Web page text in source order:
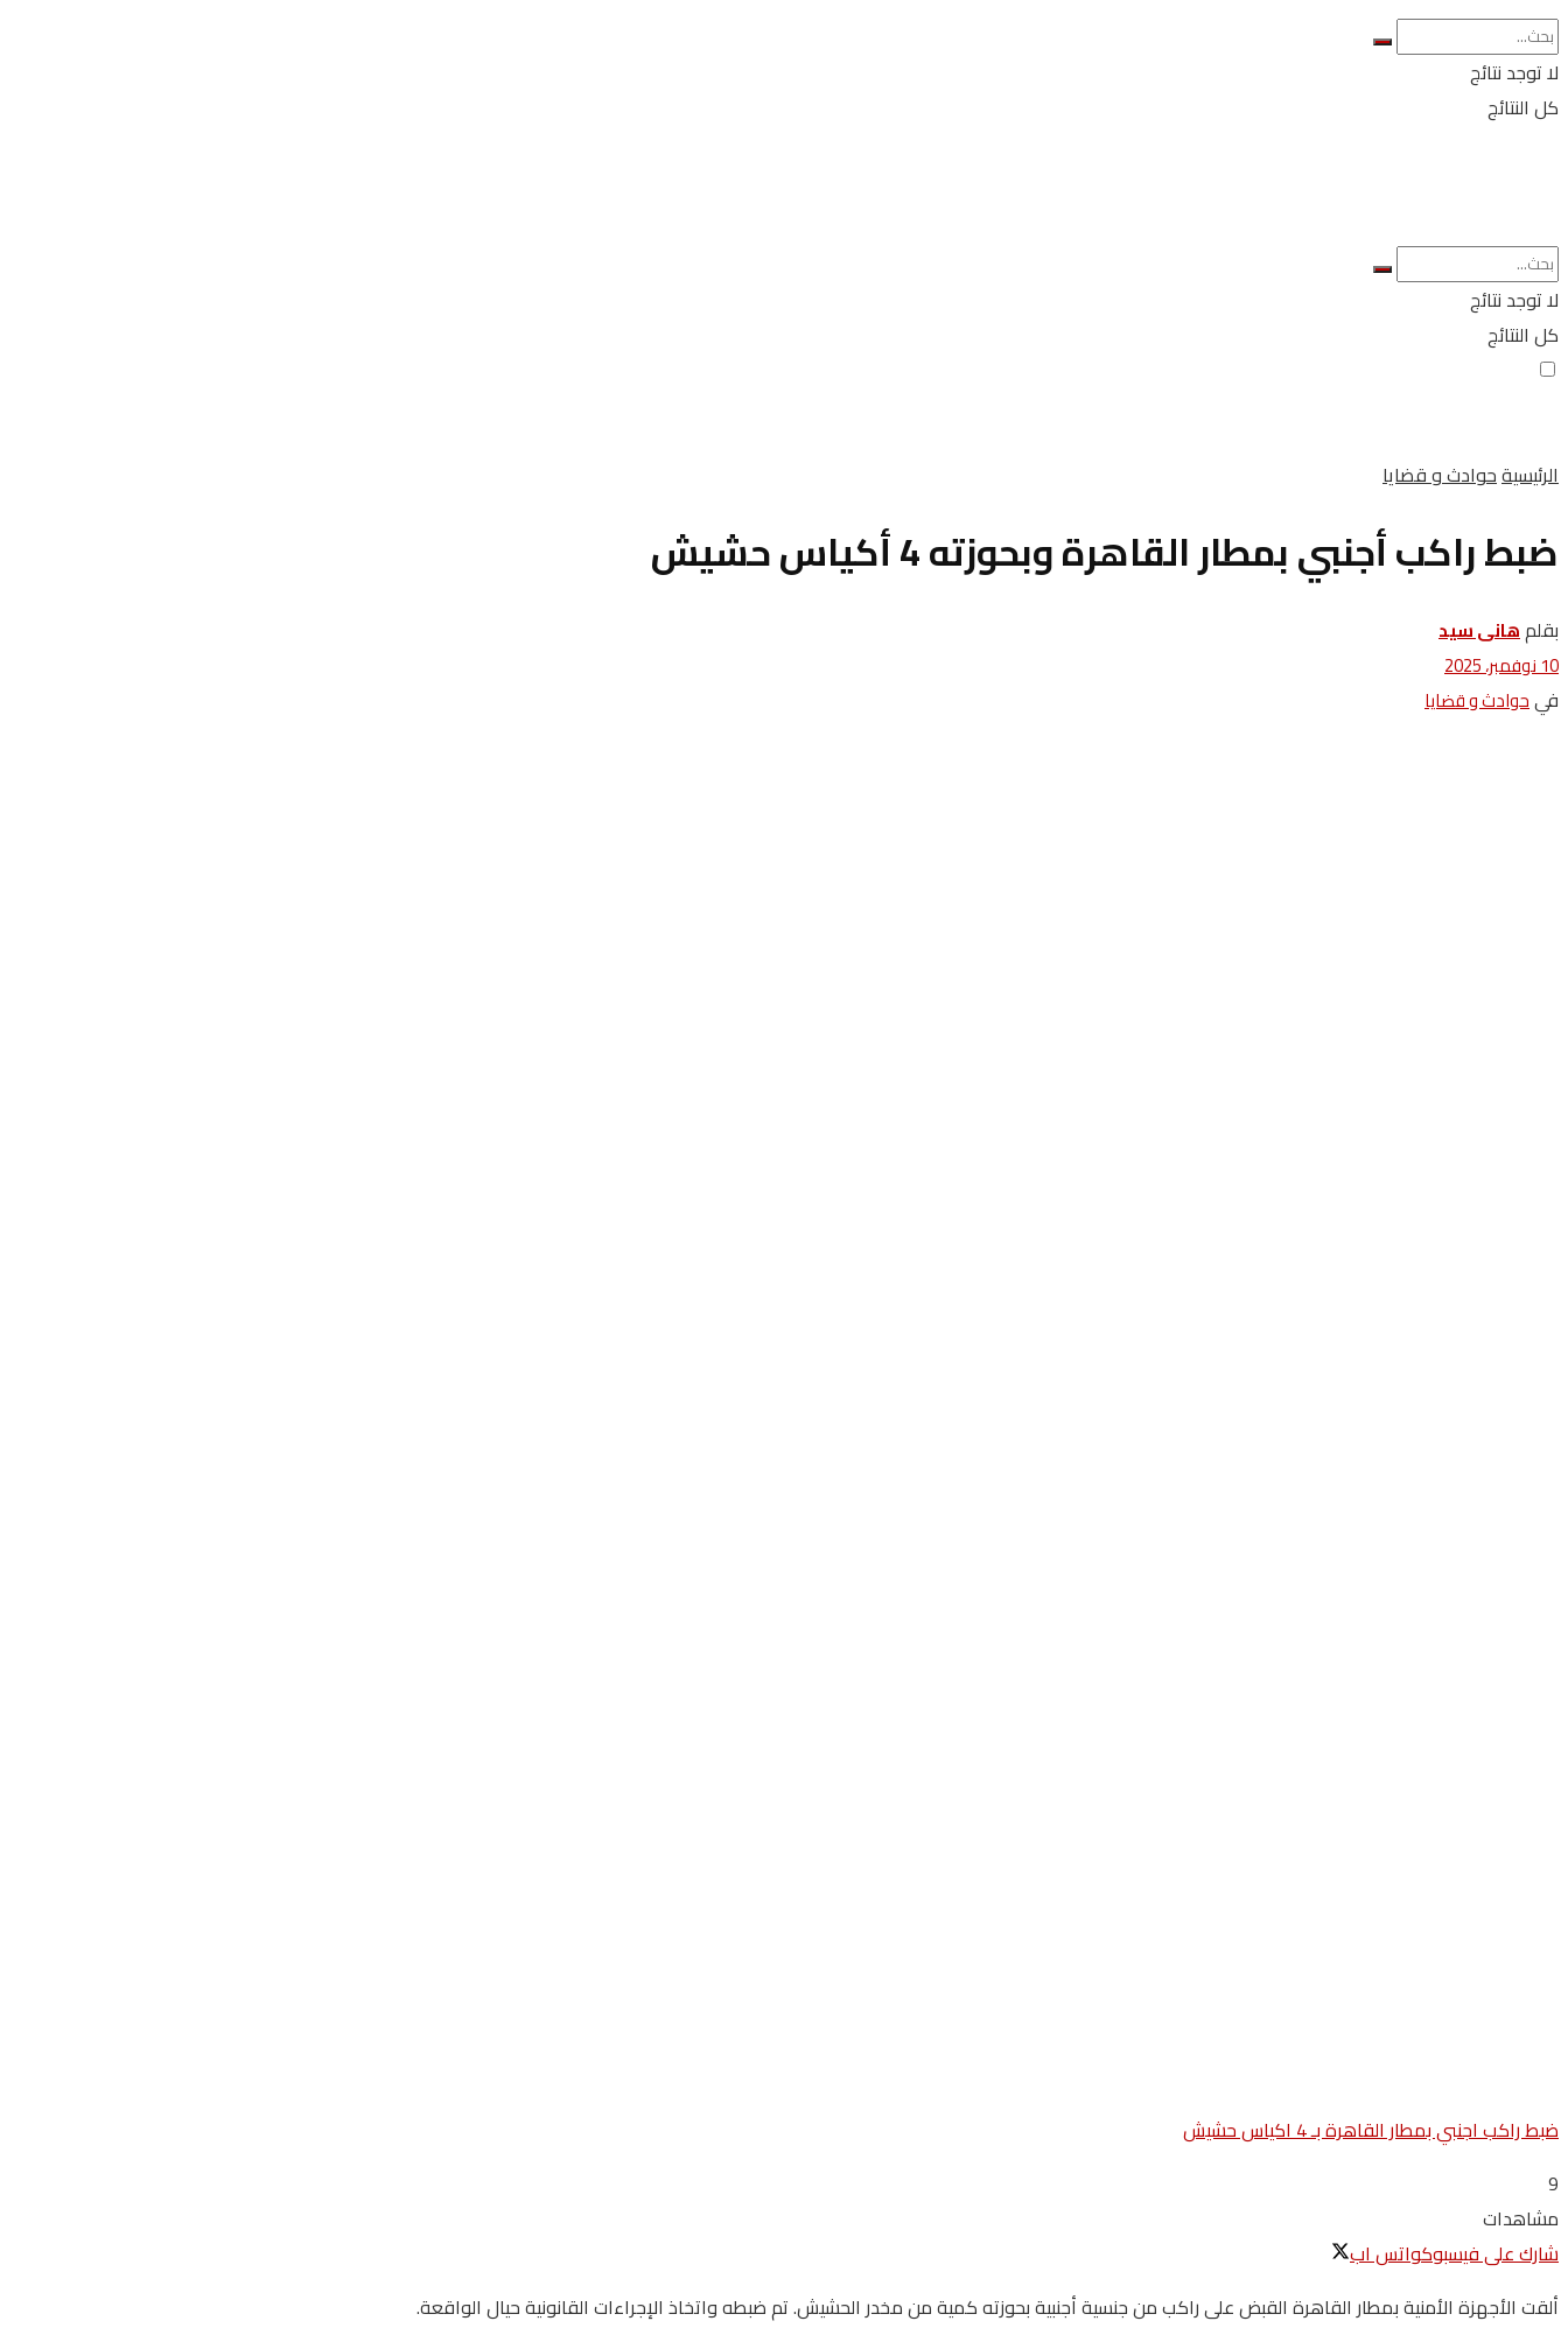
لا توجد نتائج
كل النتائج
لا توجد نتائج
كل النتائج
الرئيسيةحوادث و قضايا
ضبط راكب أجنبي بمطار القاهرة وبحوزته 4 أكياس حشيش
بقلمهانى سيد
10 نوفمبر، 2025
فيحوادث و قضايا
ضبط راكب اجنبي بمطار القاهرة بـ 4 اكياس حشيش
9
مشاهدات
شارك على فيسبوكواتس اب
ألقت الأجهزة الأمنية بمطار القاهرة القبض على راكب من جنسية أجنبية بحوزته كمية من مخدر الحشيش. تم ضبطه واتخاذ الإجراءات القانونية حيال الواقعة.